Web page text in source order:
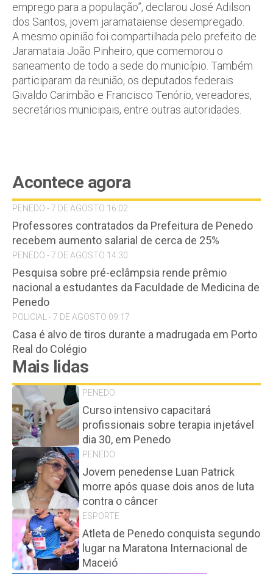
emprego para a população”, declarou José Adilson
dos Santos, jovem jaramataiense desempregado.
A mesmo opinião foi compartilhada pelo prefeito de
Jaramataia João Pinheiro, que comemorou o
saneamento de todo a sede do município. Também
participaram da reunião, os deputados federais
Givaldo Carimbão e Francisco Tenório, vereadores,
secretários municipais, entre outras autoridades.
Acontece agora
PENEDO - 7 DE AGOSTO 16:02
Professores contratados da Prefeitura de Penedo
recebem aumento salarial de cerca de 25%
PENEDO - 7 DE AGOSTO 14:30
Pesquisa sobre pré-eclâmpsia rende prêmio
nacional a estudantes da Faculdade de Medicina de
Penedo
POLICIAL - 7 DE AGOSTO 09:17
Casa é alvo de tiros durante a madrugada em Porto
Real do Colégio
Mais lidas
PENEDO
Curso intensivo capacitará
profissionais sobre terapia injetável
dia 30, em Penedo
PENEDO
Jovem penedense Luan Patrick
morre após quase dois anos de luta
contra o câncer
ESPORTE
Atleta de Penedo conquista segundo
lugar na Maratona Internacional de
Maceió